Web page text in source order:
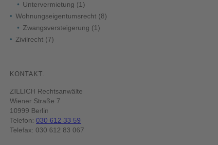
Untervermietung (1)
Wohnungseigentumsrecht (8)
Zwangsversteigerung (1)
Zivilrecht (7)
KONTAKT:
ZILLICH Rechtsanwälte
Wiener Straße 7
10999 Berlin
Telefon: 030 612 33 59
Telefax: 030 612 83 067